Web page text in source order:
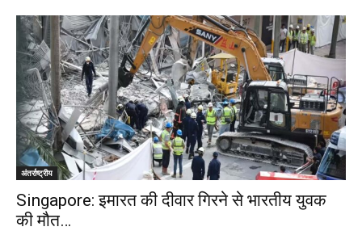
अंतर्राष्ट्रीय
Singapore: इमारत की दीवार गिरने से भारतीय युवक
की मौत…